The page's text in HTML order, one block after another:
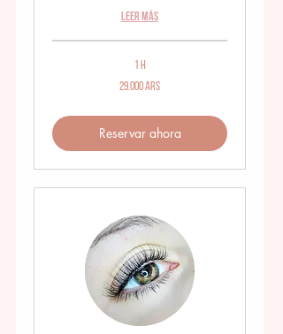
Leer más
1 h
29.000 ARS
Reservar ahora